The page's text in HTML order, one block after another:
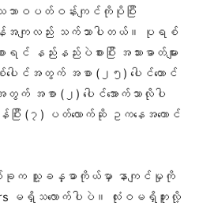
ဘာဝပတ်ဝန်းကျင်ကိုပိုပြီး
န်အကျလည်း သက်သာပါတယ်။ ပုရစ်
နည်းနည်းပဲစားပြီး အသားဓာတ်များ
ေါင်အတွက် အစာ (၂၅) ပေါင်တောင်
က် အစာ (၂) ပေါင်အောက်သာလိုပါ
ပြီး (၇) ပတ်လောက်ဆို ဥကနေအကောင်
စ်ခုက သူ့ခန္ဓာကိုယ်မှာ နာကျင်မှုကို
မရှိသလောက်ပါပဲ။ လုံးဝမရှိဘူးလို့